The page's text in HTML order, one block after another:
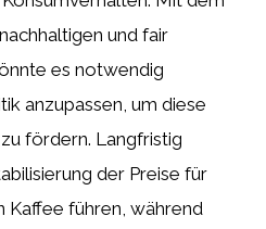
und fair
es notwendig
anzupassen, um diese
fördern. Langfristig
der Preise für
führen, während